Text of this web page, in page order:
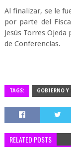
Al finalizar, se le
por parte del
Jesús Torres
de Conferencias.
TAGS: GOBIERNO Y
RELATED POSTS